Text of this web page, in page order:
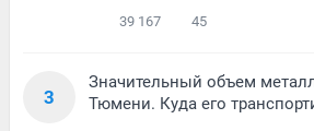
39 167 45
3
Значительный объем
Тюмени. Куда его